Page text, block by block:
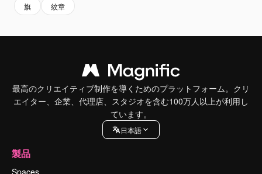
旗 紋章
最高のクリエイティブ制作を導くためのプラットフォーム。クリ
エイター、企業、代理店、スタジオを含む100万人以上が利用し
ています。
日本語
製品